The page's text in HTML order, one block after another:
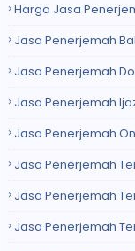
Harga Jasa
Jasa Penerjemah
Jasa Penerjemah
Jasa Penerjemah
Jasa Penerjemah
Jasa Penerjemah
Jasa Penerjemah
Jasa Penerjemah